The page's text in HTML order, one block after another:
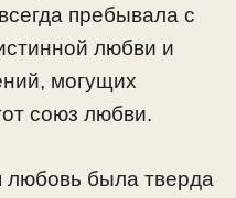
пребывала с
любви и
могущих
союз любви.
была тверда